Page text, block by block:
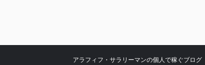
アラフィフ・サラリーマンの個人で稼ぐブログ